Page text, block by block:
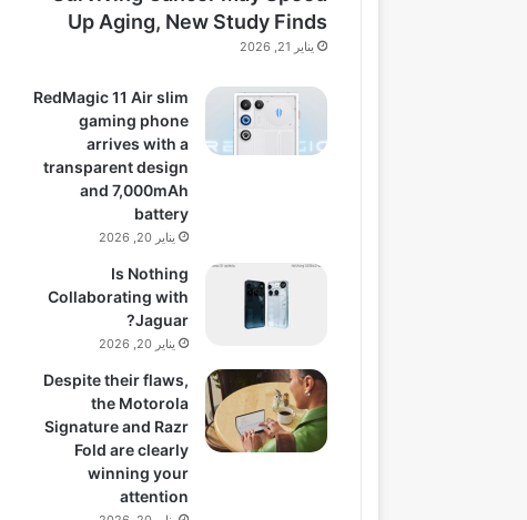
Up Aging, New Study Finds
يناير 21, 2026
RedMagic 11 Air slim
gaming phone
arrives with a
transparent design
and 7,000mAh
battery
يناير 20, 2026
Is Nothing
Collaborating with
Jaguar?
يناير 20, 2026
Despite their flaws,
the Motorola
Signature and Razr
Fold are clearly
winning your
attention